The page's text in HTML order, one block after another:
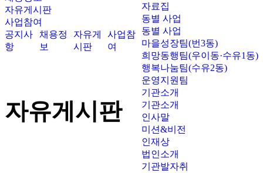
자료집
동별 사업
동별 사업
마을성장팀(번3동)
희망동행팀(우이동·수유1동)
행복나눔팀(수유2동)
운영지원팀
기관소개
기관소개
인사말
미션&비전
인재상
법인소개
기관발자취
자유게시판
사업참여
공지사
항
채용정
보
자유게
시판
사업참
여
자유게시판